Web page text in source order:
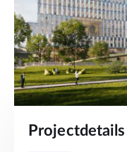
Projectdetails